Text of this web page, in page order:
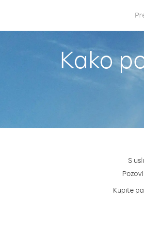
Kako
S
Kupite